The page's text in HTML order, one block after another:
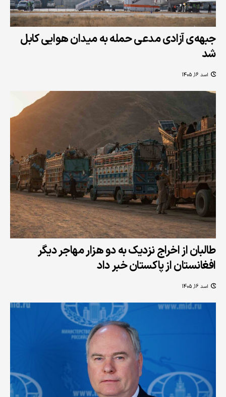
جبهه‌ی آزادی مدعی حمله به میدان هوایی کابل
شد
اسد 16, 1405
طالبان از اخراج نزدیک به دو هزار مهاجر دیگر
افغانستان از پاکستان خبر داد
اسد 16, 1405